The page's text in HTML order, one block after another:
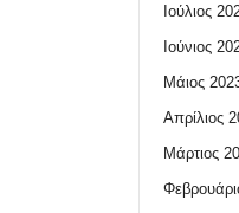
Ιούλιος
Ιούνιος
Μάιος
Απρίλιος
Μάρτιος